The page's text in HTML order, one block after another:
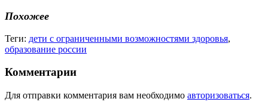
Похожее
Теги: дети с ограниченными возможностями здоровья,
образование россии
Комментарии
Для отправки комментария вам необходимо авторизоваться.